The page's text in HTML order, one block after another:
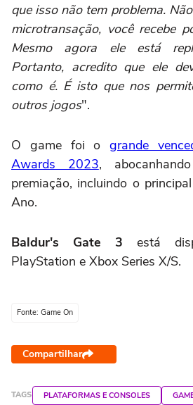
que isso não tem problema.
microtransação, você recebe
Mesmo agora ele está
Portanto, acredito que ele
como é. É isto que nos
outros jogos".
O game foi o grande
Awards 2023,
premiação, incluindo o
Ano.
Baldur's Gate 3 está
PlayStation e Xbox Series X/S.
Fonte: Game On
Compartilhar
TAGS PLATAFORMAS E CONSOLES